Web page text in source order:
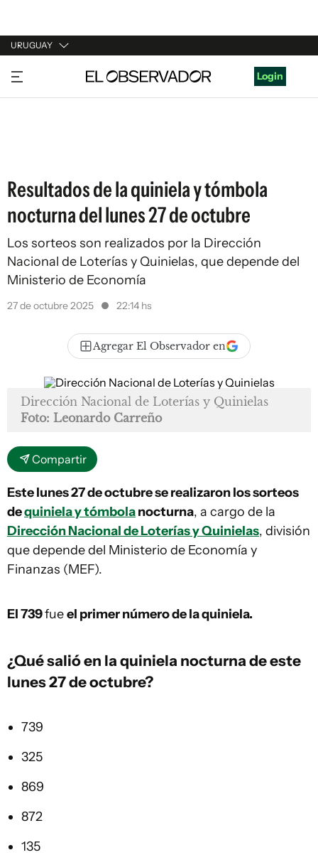
URUGUAY
URUGUAY
ARGENTINA
Login
Resultados de la quiniela y tómbola
nocturna del lunes 27 de octubre
Los sorteos son realizados por la Dirección
Nacional de Loterías y Quinielas, que depende del
Ministerio de Economía
27 de octubre 2025 22:14 hs
Agregar El Observador en
Dirección Nacional de Loterías y Quinielas
Foto: Leonardo Carreño
Compartir
Este lunes 27 de octubre se realizaron los sorteos
dequiniela y tómbolanocturna, a cargo de la
Dirección Nacional de Loterías y Quinielas, división
que depende del Ministerio de Economía y
Finanzas (MEF).
El 739fueel primer número de la quiniela.
¿Qué salió en laquiniela nocturna de este
lunes 27 de octubre?
739
325
869
872
135